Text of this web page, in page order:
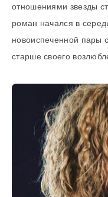
отношениями звезды
роман начался в
новоиспеченной пары
старше своего